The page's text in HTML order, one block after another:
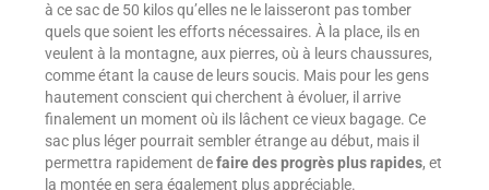
à ce sac de 50 kilos qu’elles ne le laisseront pas tomber
quels que soient les efforts nécessaires. À la place, ils en
veulent à la montagne, aux pierres, où à leurs chaussures,
comme étant la cause de leurs soucis. Mais pour les gens
hautement conscient qui cherchent à évoluer, il arrive
finalement un moment où ils lâchent ce vieux bagage. Ce
sac plus léger pourrait sembler étrange au début, mais il
permettra rapidement defaire des progrès plus rapides, et
la montée en sera également plus appréciable.